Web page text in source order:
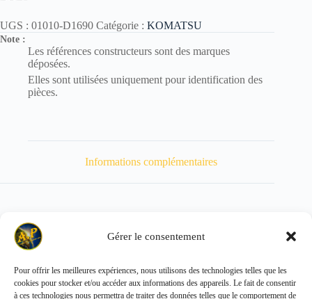
Gérer le consentement
Pour offrir les meilleures expériences, nous utilisons des technologies telles que les
cookies pour stocker et/ou accéder aux informations des appareils. Le fait de consentir
à ces technologies nous permettra de traiter des données telles que le comportement de
UGS : 01010-D1690 Catégorie : KOMATSU
Note :
Les références constructeurs sont des marques
déposées.
Elles sont utilisées uniquement pour identification des
pièces.
Informations complémentaires
Poids 170 kg
Copyright © 2026 - ALL PARTS FRANCE SAS